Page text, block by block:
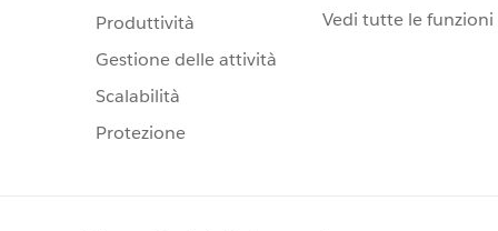
Produttività
Gestione delle attività
Scalabilità
Protezione
Vedi tutte le funzioni